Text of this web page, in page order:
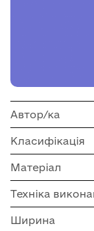
Автор/ка
Класифікація
Матеріал
Техніка
Ширина